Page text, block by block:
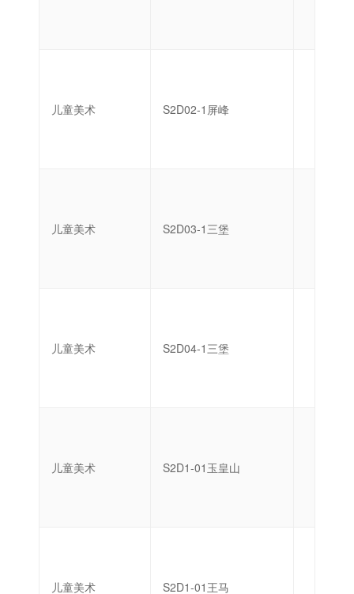
儿童美术 S2D02-1屏峰
儿童美术 S2D03-1三堡
儿童美术 S2D04-1三堡
儿童美术 S2D1-01玉皇山
儿童美术 S2D1-01王马